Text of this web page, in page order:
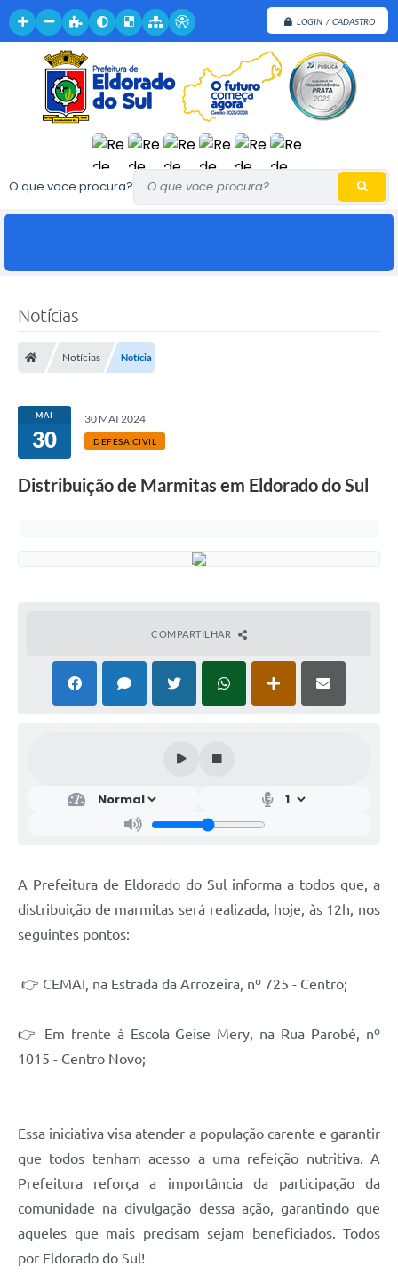
LOGIN / CADASTRO
O que voce procura?
Notícias
Notícias Notícia
MAI
30
30 MAI 2024
DEFESA CIVIL
Distribuição de Marmitas em Eldorado do Sul
COMPARTILHAR
A Prefeitura de Eldorado do Sul informa a todos que, a
distribuição de marmitas será realizada, hoje, às 12h, nos
seguintes pontos:
👉 CEMAI, na Estrada da Arrozeira, nº 725 - Centro;
👉 Em frente à Escola Geise Mery, na Rua Parobé, nº
1015 - Centro Novo;
Essa iniciativa visa atender a população carente e garantir
que todos tenham acesso a uma refeição nutritiva. A
Prefeitura reforça a importância da participação da
comunidade na divulgação dessa ação, garantindo que
aqueles que mais precisam sejam beneficiados. Todos
por Eldorado do Sul!